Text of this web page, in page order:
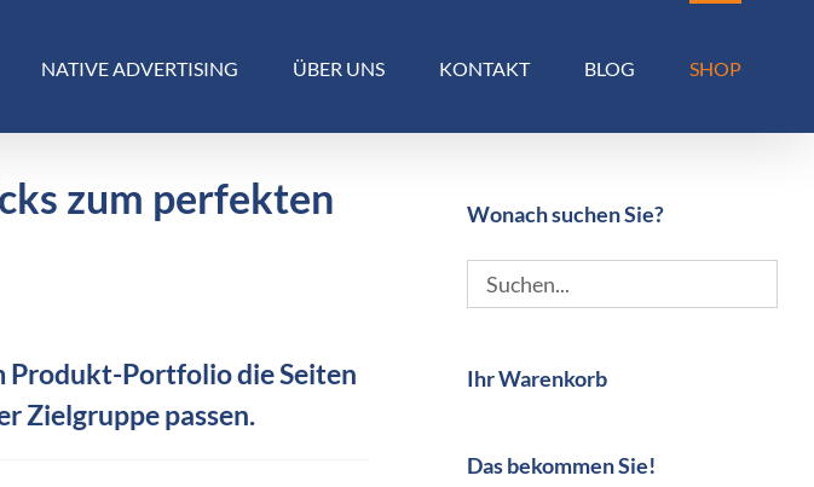
NATIVE ADVERTISING ÜBER UNS KONTAKT BLOG SHOP
zum perfekten
Produkt-Portfolio die Seiten
Zielgruppe passen.
Wonach suchen Sie?
Ihr Warenkorb
Das bekommen Sie!